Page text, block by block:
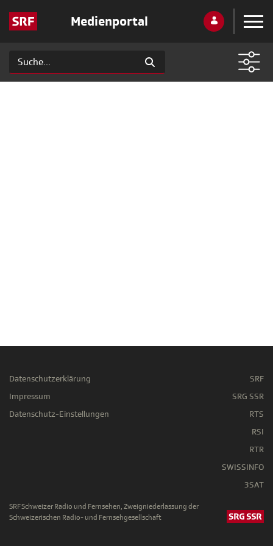
Medienportal
Datenschutzerklärung
Impressum
Datenschutz-Einstellungen
SRF
SRG SSR
RTS
RSI
RTR
SWISSINFO
3SAT
SRF Schweizer Radio und Fernsehen, Zweigniederlassung der
Schweizerischen Radio- und Fernsehgesellschaft